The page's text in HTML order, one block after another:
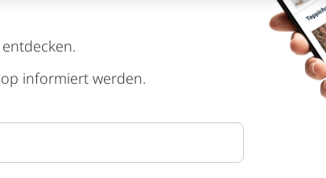
informiert werden.